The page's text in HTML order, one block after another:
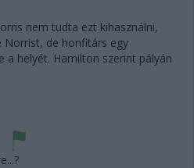
nem tudta ezt kihasználni,
Norrist, de honfitárs egy
a helyét. Hamilton szerint pályán